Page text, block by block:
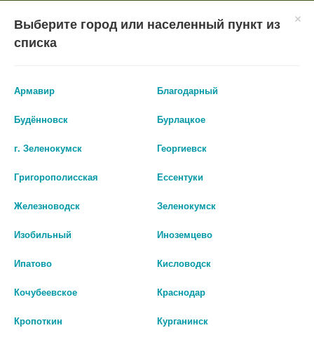
ГЛАВНАЯ КАТАЛОГ ПАРАФАРМАЦЕВТИКА
Пелёнки для животных
Городская Аптека Маркетплейс
- In Google Play
VIEW
Выберите город или населенный пункт из
списка
Армавир Благодарный
Будённовск Бурлацкое
г. Зеленокумск Георгиевск
Григорополисская Ессентуки
Железноводск Зеленокумск
Изобильный Иноземцево
Ипатово Кисловодск
Кочубеевское Краснодар
Кропоткин Курганинск
Городская Аптека